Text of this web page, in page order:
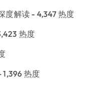
度解读 - 4,347 热度
热度
1,396 热度